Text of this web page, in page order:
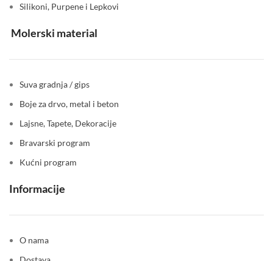
Silikoni, Purpene i Lepkovi
Molerski material
Suva gradnja / gips
Boje za drvo, metal i beton
Lajsne, Tapete, Dekoracije
Bravarski program
Kućni program
Informacije
O nama